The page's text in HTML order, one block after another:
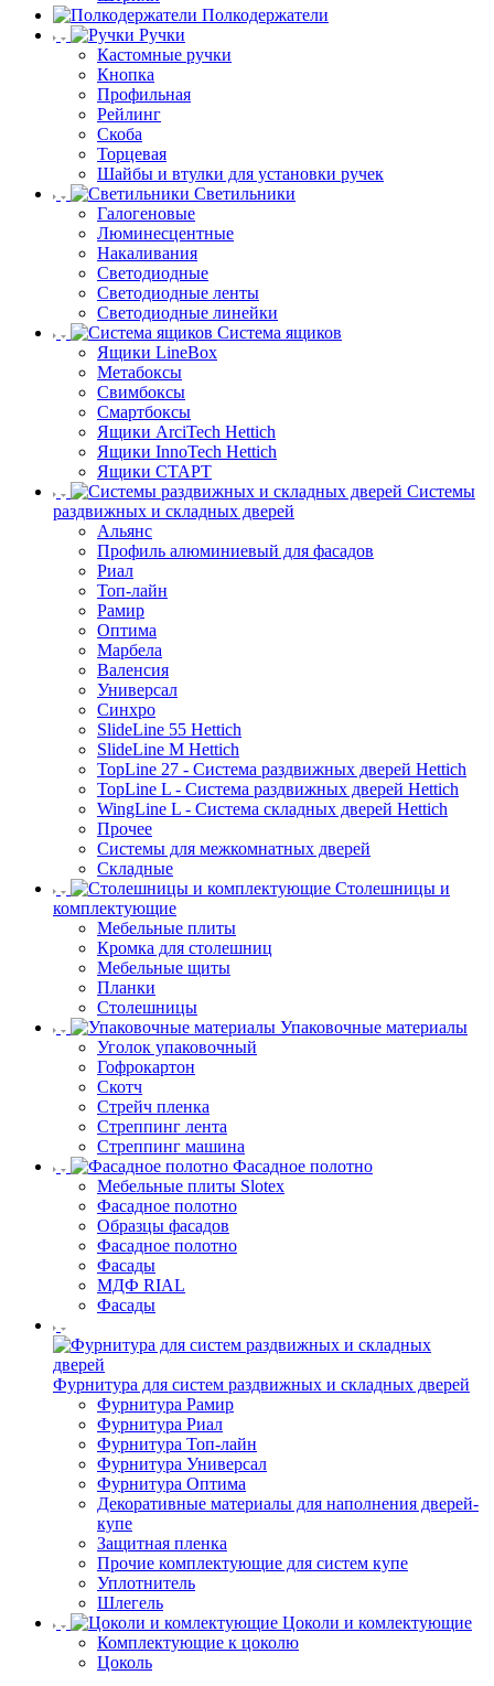
Полкодержатели
Ручки
Кастомные ручки
Кнопка
Профильная
Рейлинг
Скоба
Торцевая
Шайбы и втулки для установки ручек
Светильники
Галогеновые
Люминесцентные
Накаливания
Светодиодные
Светодиодные ленты
Светодиодные линейки
Система ящиков
Ящики LineBox
Метабоксы
Свимбоксы
Смартбоксы
Ящики ArciTech Hettich
Ящики InnoTech Hettich
Ящики СТАРТ
Системы
раздвижных и складных дверей
Альянс
Профиль алюминиевый для фасадов
Риал
Топ-лайн
Рамир
Оптима
Марбела
Валенсия
Универсал
Синхро
SlideLine 55 Hettich
SlideLine M Hettich
TopLine 27 - Система раздвижных дверей Hettich
TopLine L - Система раздвижных дверей Hettich
WingLine L - Система складных дверей Hettich
Прочее
Системы для межкомнатных дверей
Складные
Столешницы и
комплектующие
Мебельные плиты
Кромка для столешниц
Мебельные щиты
Планки
Столешницы
Упаковочные материалы
Уголок упаковочный
Гофрокартон
Скотч
Стрейч пленка
Стреппинг лента
Стреппинг машина
Фасадное полотно
Мебельные плиты Slotex
Фасадное полотно
Образцы фасадов
Фасадное полотно
Фасады
МДФ RIAL
Фасады
Фурнитура для систем раздвижных и складных дверей
Фурнитура Рамир
Фурнитура Риал
Фурнитура Топ-лайн
Фурнитура Универсал
Фурнитура Оптима
Декоративные материалы для наполнения дверей-
купе
Защитная пленка
Прочие комплектующие для систем купе
Уплотнитель
Шлегель
Цоколи и комлектующие
Комплектующие к цоколю
Цоколь